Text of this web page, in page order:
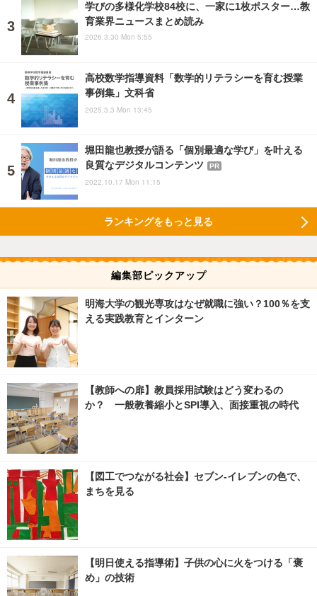
学びの多様化学校84校に、一家に1枚ポスター…教
育業界ニュースまとめ読み
2026.3.30 Mon 5:55
高校数学指導資料「数学的リテラシーを育む授業
事例集」文科省
2025.3.3 Mon 13:45
堀田龍也教授が語る「個別最適な学び」を叶える
良質なデジタルコンテンツ
PR
2022.10.17 Mon 11:15
ランキングをもっと見る
編集部ピックアップ
明海大学の観光専攻はなぜ就職に強い？100％を支
える実践教育とインターン
【教師への扉】教員採用試験はどう変わるの
か？ 一般教養縮小とSPI導入、面接重視の時代
【図工でつながる社会】セブン‐イレブンの色で、
まちを見る
【明日使える指導術】子供の心に火をつける「褒
め」の技術